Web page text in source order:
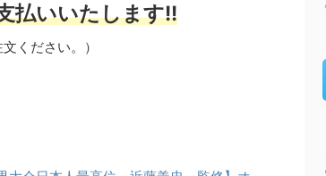
払いいたします!!
ください。）